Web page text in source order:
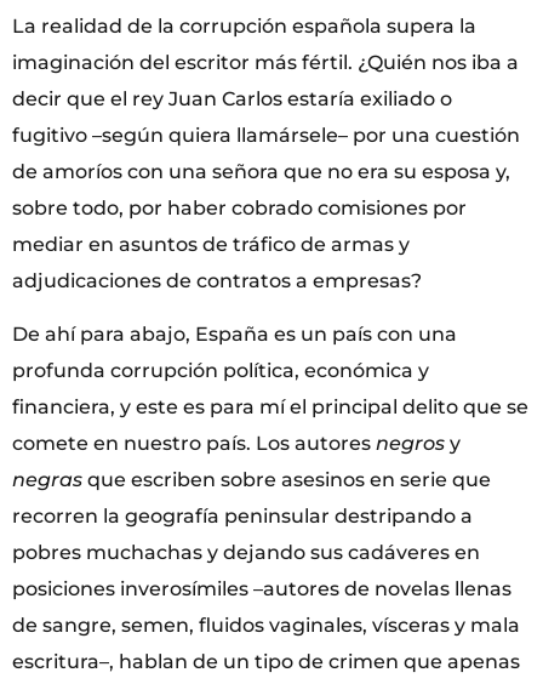
La realidad de la corrupción española supera la
imaginación del escritor más fértil. ¿Quién nos iba a
decir que el rey Juan Carlos estaría exiliado o
fugitivo –según quiera llamársele– por una cuestión
de amoríos con una señora que no era su esposa y,
sobre todo, por haber cobrado comisiones por
mediar en asuntos de tráfico de armas y
adjudicaciones de contratos a empresas?
De ahí para abajo, España es un país con una
profunda corrupción política, económica y
financiera, y este es para mí el principal delito que se
comete en nuestro país. Los autores negros y
negras que escriben sobre asesinos en serie que
recorren la geografía peninsular destripando a
pobres muchachas y dejando sus cadáveres en
posiciones inverosímiles –autores de novelas llenas
de sangre, semen, fluidos vaginales, vísceras y mala
escritura–, hablan de un tipo de crimen que apenas